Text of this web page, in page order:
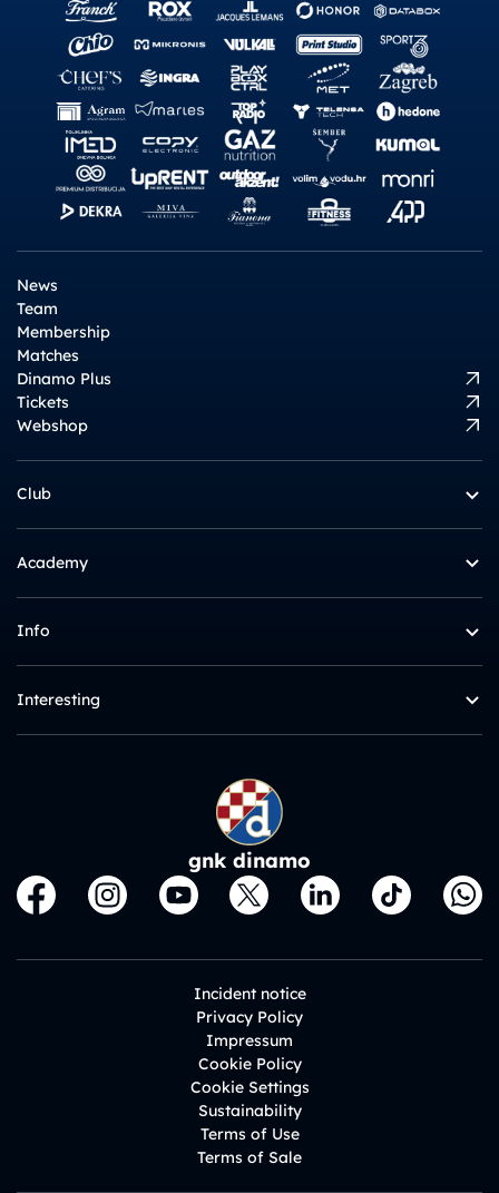
News
Team
Membership
Matches
Dinamo Plus
Tickets
Webshop
Club
Academy
Info
Interesting
gnk dinamo
Incident notice
Privacy Policy
Impressum
Cookie Policy
Cookie Settings
Sustainability
Terms of Use
Terms of Sale